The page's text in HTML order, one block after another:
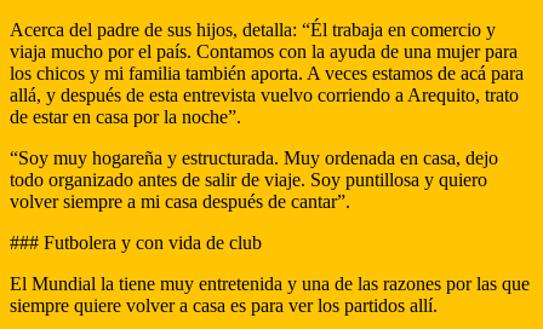
Acerca del padre de sus hijos, detalla: “Él trabaja en comercio y
viaja mucho por el país. Contamos con la ayuda de una mujer para
los chicos y mi familia también aporta. A veces estamos de acá para
allá, y después de esta entrevista vuelvo corriendo a Arequito, trato
de estar en casa por la noche”.
“Soy muy hogareña y estructurada. Muy ordenada en casa, dejo
todo organizado antes de salir de viaje. Soy puntillosa y quiero
volver siempre a mi casa después de cantar”.
### Futbolera y con vida de club
El Mundial la tiene muy entretenida y una de las razones por las que
siempre quiere volver a casa es para ver los partidos allí.